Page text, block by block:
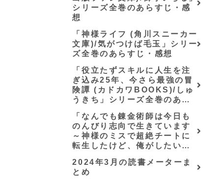
シリーズ全巻のあらすじ・感
想
「神様ライフ (角川スニーカー
文庫)/気がつけば毛玉」シリー
ズ全巻のあらすじ・感想
「役立たずスキルに人生を注
ぎ込み25年、今さら最強の冒
険譚 (カドカワBOOKS)/しゅ
うきち」シリーズ全巻のあら
「なんでも錬金術師は今日も
のんびり志向で生きています
～神様のミスで超絶チートに
転生したけど、俺がしたいの
会の立上げです～（グラスト
ノベルス） (グラスト
2024年3月の読書メーターま
とめ